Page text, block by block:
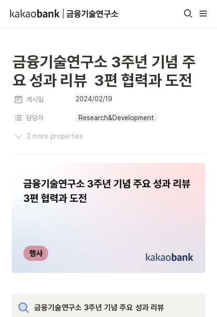
금융기술연구소 3주년 기념 주
요 성과 리뷰  3편 협력과 도전
게시일 2024/02/19
담당자 Research&Development
2 more properties
금융기술연구소 3주년 기념 주요 성과 리뷰